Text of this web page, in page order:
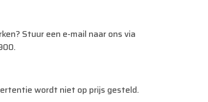
Stuur een e-mail naar ons via
wordt niet op prijs gesteld.